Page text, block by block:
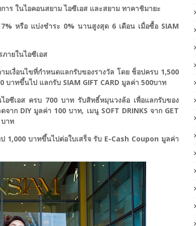
ร ในไอคอนสยาม ไอซีเอส และสยาม ทาคาชิมายะ
หรือ แบ่งชำระ 0% นานสูงสุด 6 เดือน เมื่อซื้อ SIAM
ภายในไอซีเอส
เงื่อนไขที่กำหนดแลกรับของรางวัล โดย ช็อปครบ 1,500
าทขึ้นไป แลกรับ SIAM GIFT CARD มูลค่า 500บาท
อซีเอส ครบ 700 บาท รับสิทธิ์หมุนวงล้อ เพื่อแลกรับของ
าก DIY มูลค่า 100 บาท, เมนู SOFT DRINKS จาก GET
บาท
1,000 บาทขึ้นไปต่อใบเสร็จ รับ E-Cash Coupon มูลค่า